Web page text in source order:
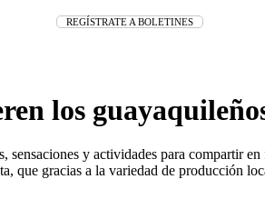
REGÍSTRATE A BOLETINES
los
y actividades para compartir
que gracias a la variedad de producción